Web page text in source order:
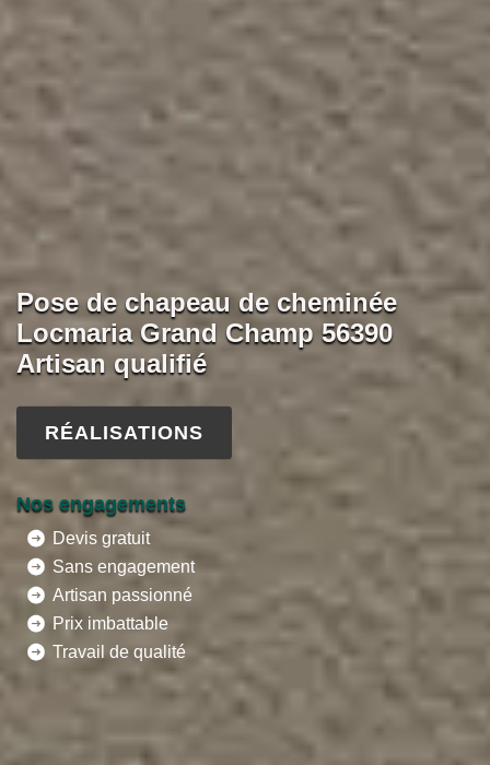
Pose de chapeau de cheminée
Locmaria Grand Champ 56390
Artisan qualifié
RÉALISATIONS
Nos engagements
Devis gratuit
Sans engagement
Artisan passionné
Prix imbattable
Travail de qualité